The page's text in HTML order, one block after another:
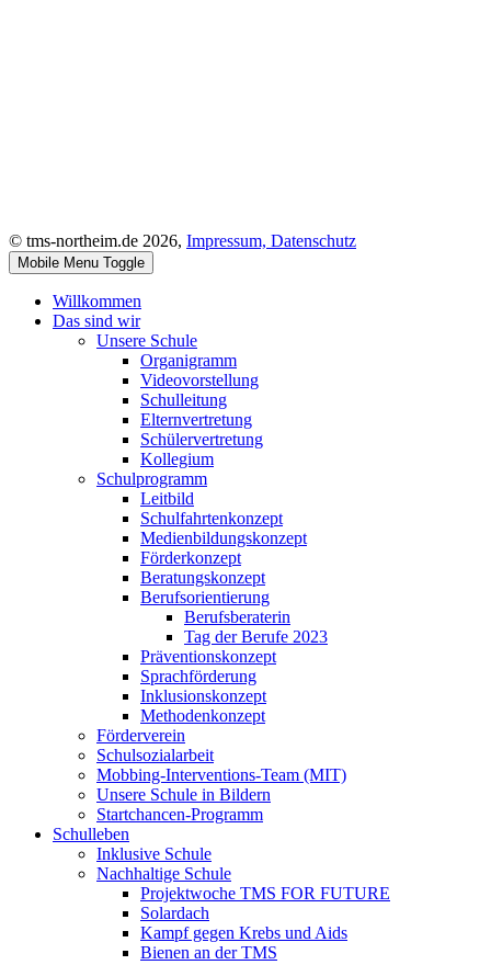
© tms-northeim.de 2026, Impressum, Datenschutz
Mobile Menu Toggle
Willkommen
Das sind wir
Unsere Schule
Organigramm
Videovorstellung
Schulleitung
Elternvertretung
Schülervertretung
Kollegium
Schulprogramm
Leitbild
Schulfahrtenkonzept
Medienbildungskonzept
Förderkonzept
Beratungskonzept
Berufsorientierung
Berufsberaterin
Tag der Berufe 2023
Präventionskonzept
Sprachförderung
Inklusionskonzept
Methodenkonzept
Förderverein
Schulsozialarbeit
Mobbing-Interventions-Team (MIT)
Unsere Schule in Bildern
Startchancen-Programm
Schulleben
Inklusive Schule
Nachhaltige Schule
Projektwoche TMS FOR FUTURE
Solardach
Kampf gegen Krebs und Aids
Bienen an der TMS